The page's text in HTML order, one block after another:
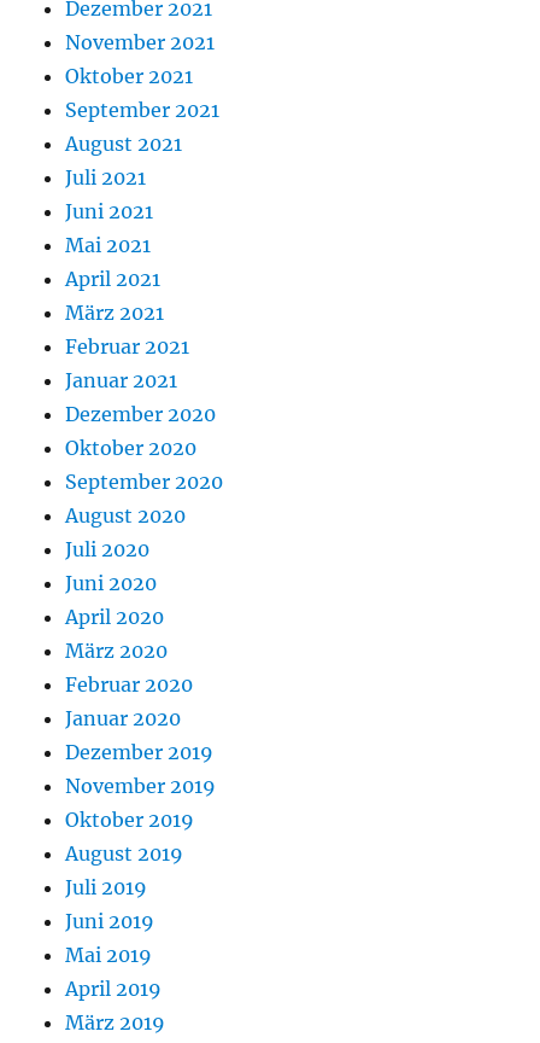
Dezember 2021
November 2021
Oktober 2021
September 2021
August 2021
Juli 2021
Juni 2021
Mai 2021
April 2021
März 2021
Februar 2021
Januar 2021
Dezember 2020
Oktober 2020
September 2020
August 2020
Juli 2020
Juni 2020
April 2020
März 2020
Februar 2020
Januar 2020
Dezember 2019
November 2019
Oktober 2019
August 2019
Juli 2019
Juni 2019
Mai 2019
April 2019
März 2019